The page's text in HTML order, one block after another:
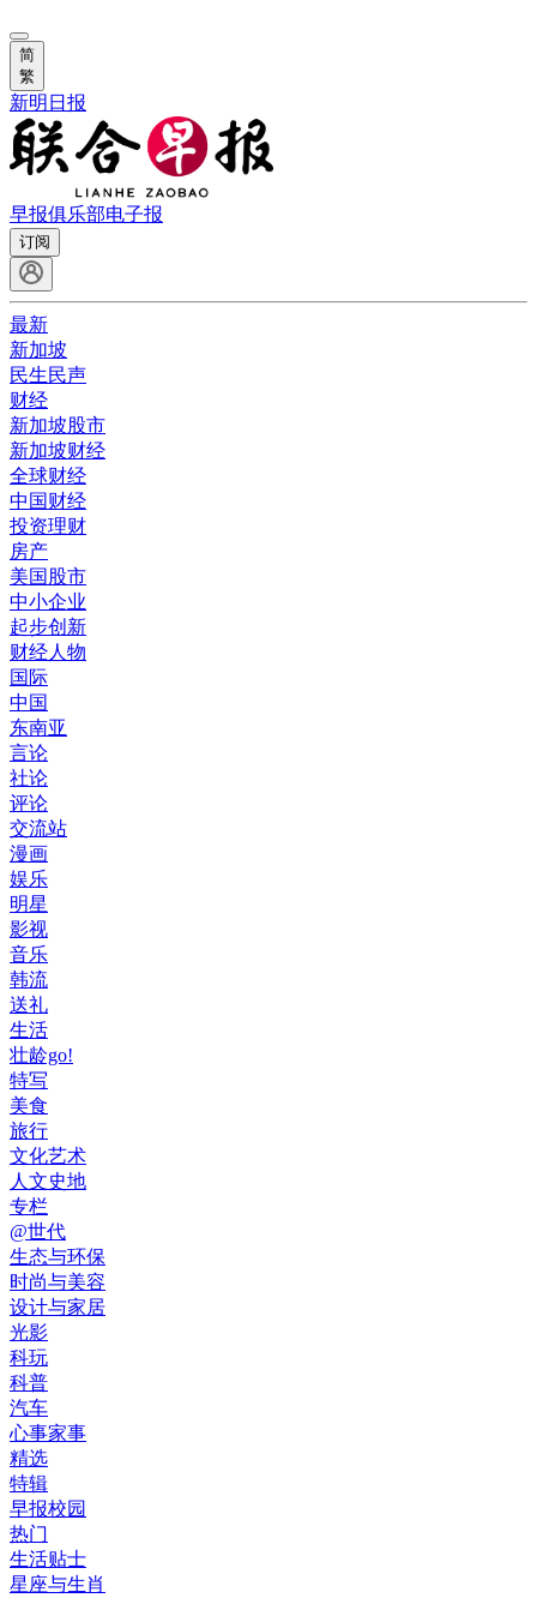
简
繁
新明日报
早报俱乐部电子报
订阅
最新
新加坡
民生民声
财经
新加坡股市
新加坡财经
全球财经
中国财经
投资理财
房产
美国股市
中小企业
起步创新
财经人物
国际
中国
东南亚
言论
社论
评论
交流站
漫画
娱乐
明星
影视
音乐
韩流
送礼
生活
壮龄go!
特写
美食
旅行
文化艺术
人文史地
专栏
@世代
生态与环保
时尚与美容
设计与家居
光影
科玩
科普
汽车
心事家事
精选
特辑
早报校园
热门
生活贴士
星座与生肖